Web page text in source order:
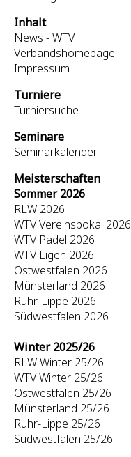
Inhalt
News - WTV
Verbandshomepage
Impressum
Turniere
Turniersuche
Seminare
Seminarkalender
Meisterschaften
Sommer 2026
RLW 2026
WTV Vereinspokal 2026
WTV Padel 2026
WTV Ligen 2026
Ostwestfalen 2026
Münsterland 2026
Ruhr-Lippe 2026
Südwestfalen 2026
Winter 2025/26
RLW Winter 25/26
WTV Winter 25/26
Ostwestfalen 25/26
Münsterland 25/26
Ruhr-Lippe 25/26
Südwestfalen 25/26